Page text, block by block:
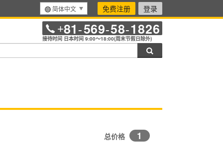
简体中文 免费注册 登录
+81-569-58-1826
接待时间 日本时间 9:00～18:00(周末节假日除外)
总价格 1